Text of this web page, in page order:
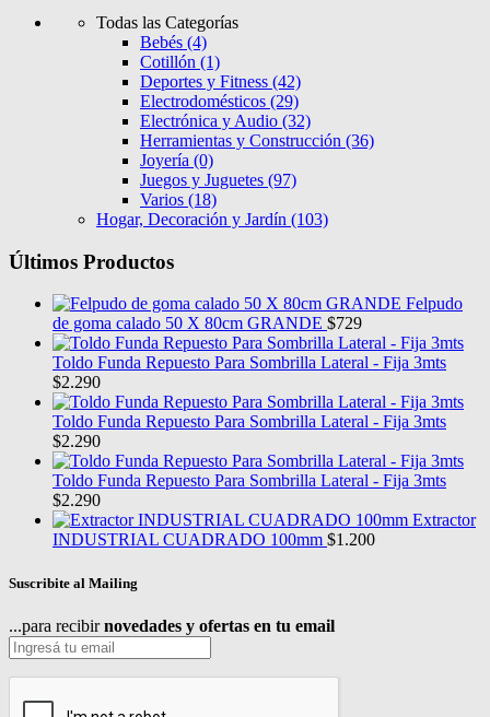
Todas las Categorías
Bebés (4)
Cotillón (1)
Deportes y Fitness (42)
Electrodomésticos (29)
Electrónica y Audio (32)
Herramientas y Construcción (36)
Joyería (0)
Juegos y Juguetes (97)
Varios (18)
Hogar, Decoración y Jardín (103)
Últimos Productos
Felpudo
de goma calado 50 X 80cm GRANDE $729
Toldo Funda Repuesto Para Sombrilla Lateral - Fija 3mts
$2.290
Toldo Funda Repuesto Para Sombrilla Lateral - Fija 3mts
$2.290
Toldo Funda Repuesto Para Sombrilla Lateral - Fija 3mts
$2.290
Extractor
INDUSTRIAL CUADRADO 100mm $1.200
Suscribite al Mailing
...para recibirnovedades y ofertas en tu email